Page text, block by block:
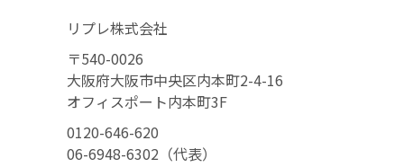
リプレ株式会社
〒540-0026
大阪府大阪市中央区内本町2-4-16
オフィスポート内本町3F
0120-646-620
06-6948-6302（代表）